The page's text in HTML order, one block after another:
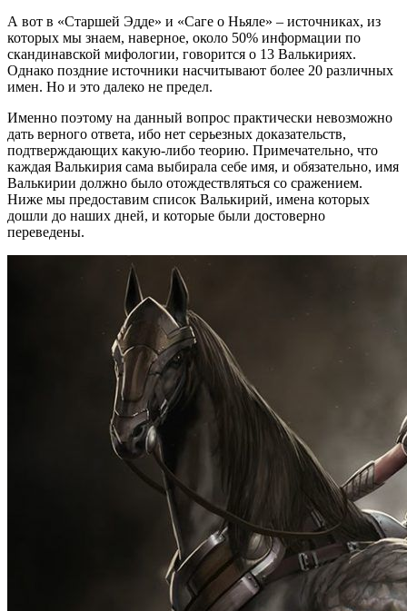
А вот в «Старшей Эдде» и «Саге о Ньяле» – источниках, из
которых мы знаем, наверное, около 50% информации по
скандинавской мифологии, говорится о 13 Валькириях.
Однако поздние источники насчитывают более 20 различных
имен. Но и это далеко не предел.
Именно поэтому на данный вопрос практически невозможно
дать верного ответа, ибо нет серьезных доказательств,
подтверждающих какую-либо теорию. Примечательно, что
каждая Валькирия сама выбирала себе имя, и обязательно, имя
Валькирии должно было отождествляться со сражением.
Ниже мы предоставим список Валькирий, имена которых
дошли до наших дней, и которые были достоверно
переведены.